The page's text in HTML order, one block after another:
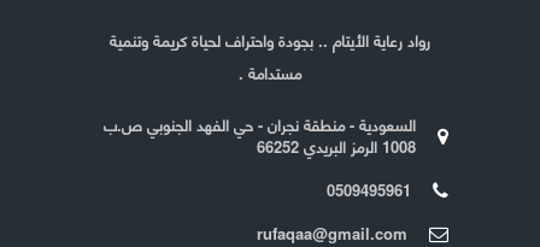
رواد رعاية الأيتام .. بجودة واحتراف لحياة كريمة وتنمية
مستدامة .
السعودية - منطقة نجران - حي الفهد الجنوبي ص.ب
1008 الرمز البريدي 66252
0509495961
rufaqaa@gmail.com